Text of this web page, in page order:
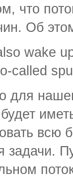
что
Об
wake
called
для
всю
задачи.